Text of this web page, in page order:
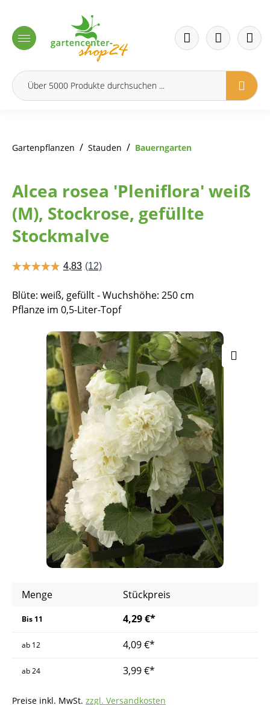
Gartenpflanzen / Stauden / Bauerngarten
Alcea rosea 'Pleniflora' weiß
(M), Stockrose, gefüllte
Stockmalve
Blüte: weiß, gefüllt - Wuchshöhe: 250 cm
Pflanze im 0,5-Liter-Topf
Menge Stückpreis
Bis 11 4,29 €*
ab 12 4,09 €*
ab24 3,99 €*
Preise inkl. MwSt. zzgl. Versandkosten